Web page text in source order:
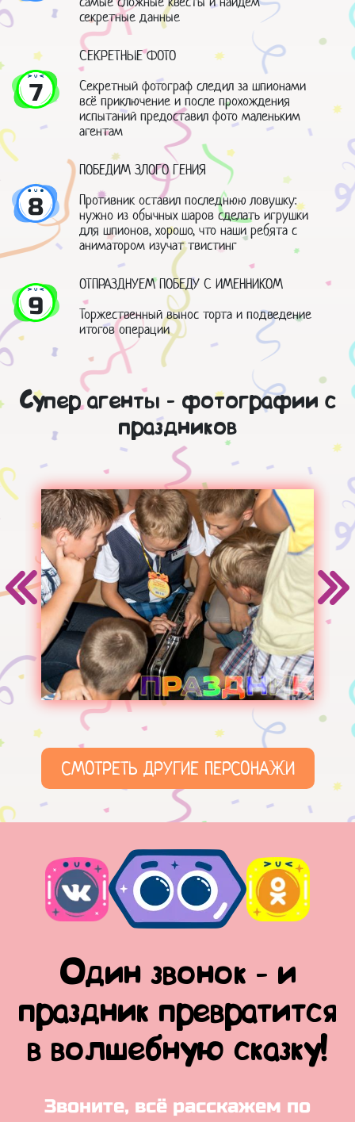
секретные данные
7
СЕКРЕТНЫЕ ФОТО
Секретный фотограф следил за шпионами
всё приключение и после прохождения
испытаний предоставил фото маленьким
агентам
8
ПОБЕДИМ ЗЛОГО ГЕНИЯ
Противник оставил последнюю ловушку:
нужно из обычных шаров сделать игрушки
для шпионов, хорошо, что наши ребята с
аниматором изучат твистинг
9
ОТПРАЗДНУЕМ ПОБЕДУ С ИМЕННИКОМ
Торжественный вынос торта и подведение
итогов операции
Супер агенты - фотографии с
праздников
СМОТРЕТЬ ДРУГИЕ ПЕРСОНАЖИ
Один звонок - и
праздник превратится
в волшебную сказку!
Звоните, всё расскажем по